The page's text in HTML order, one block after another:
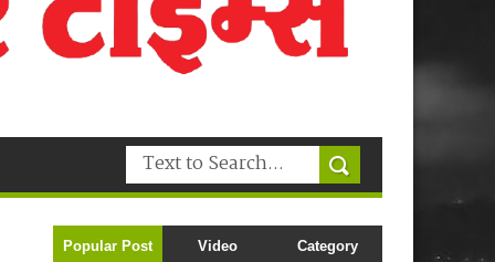
Popular Post Video Category